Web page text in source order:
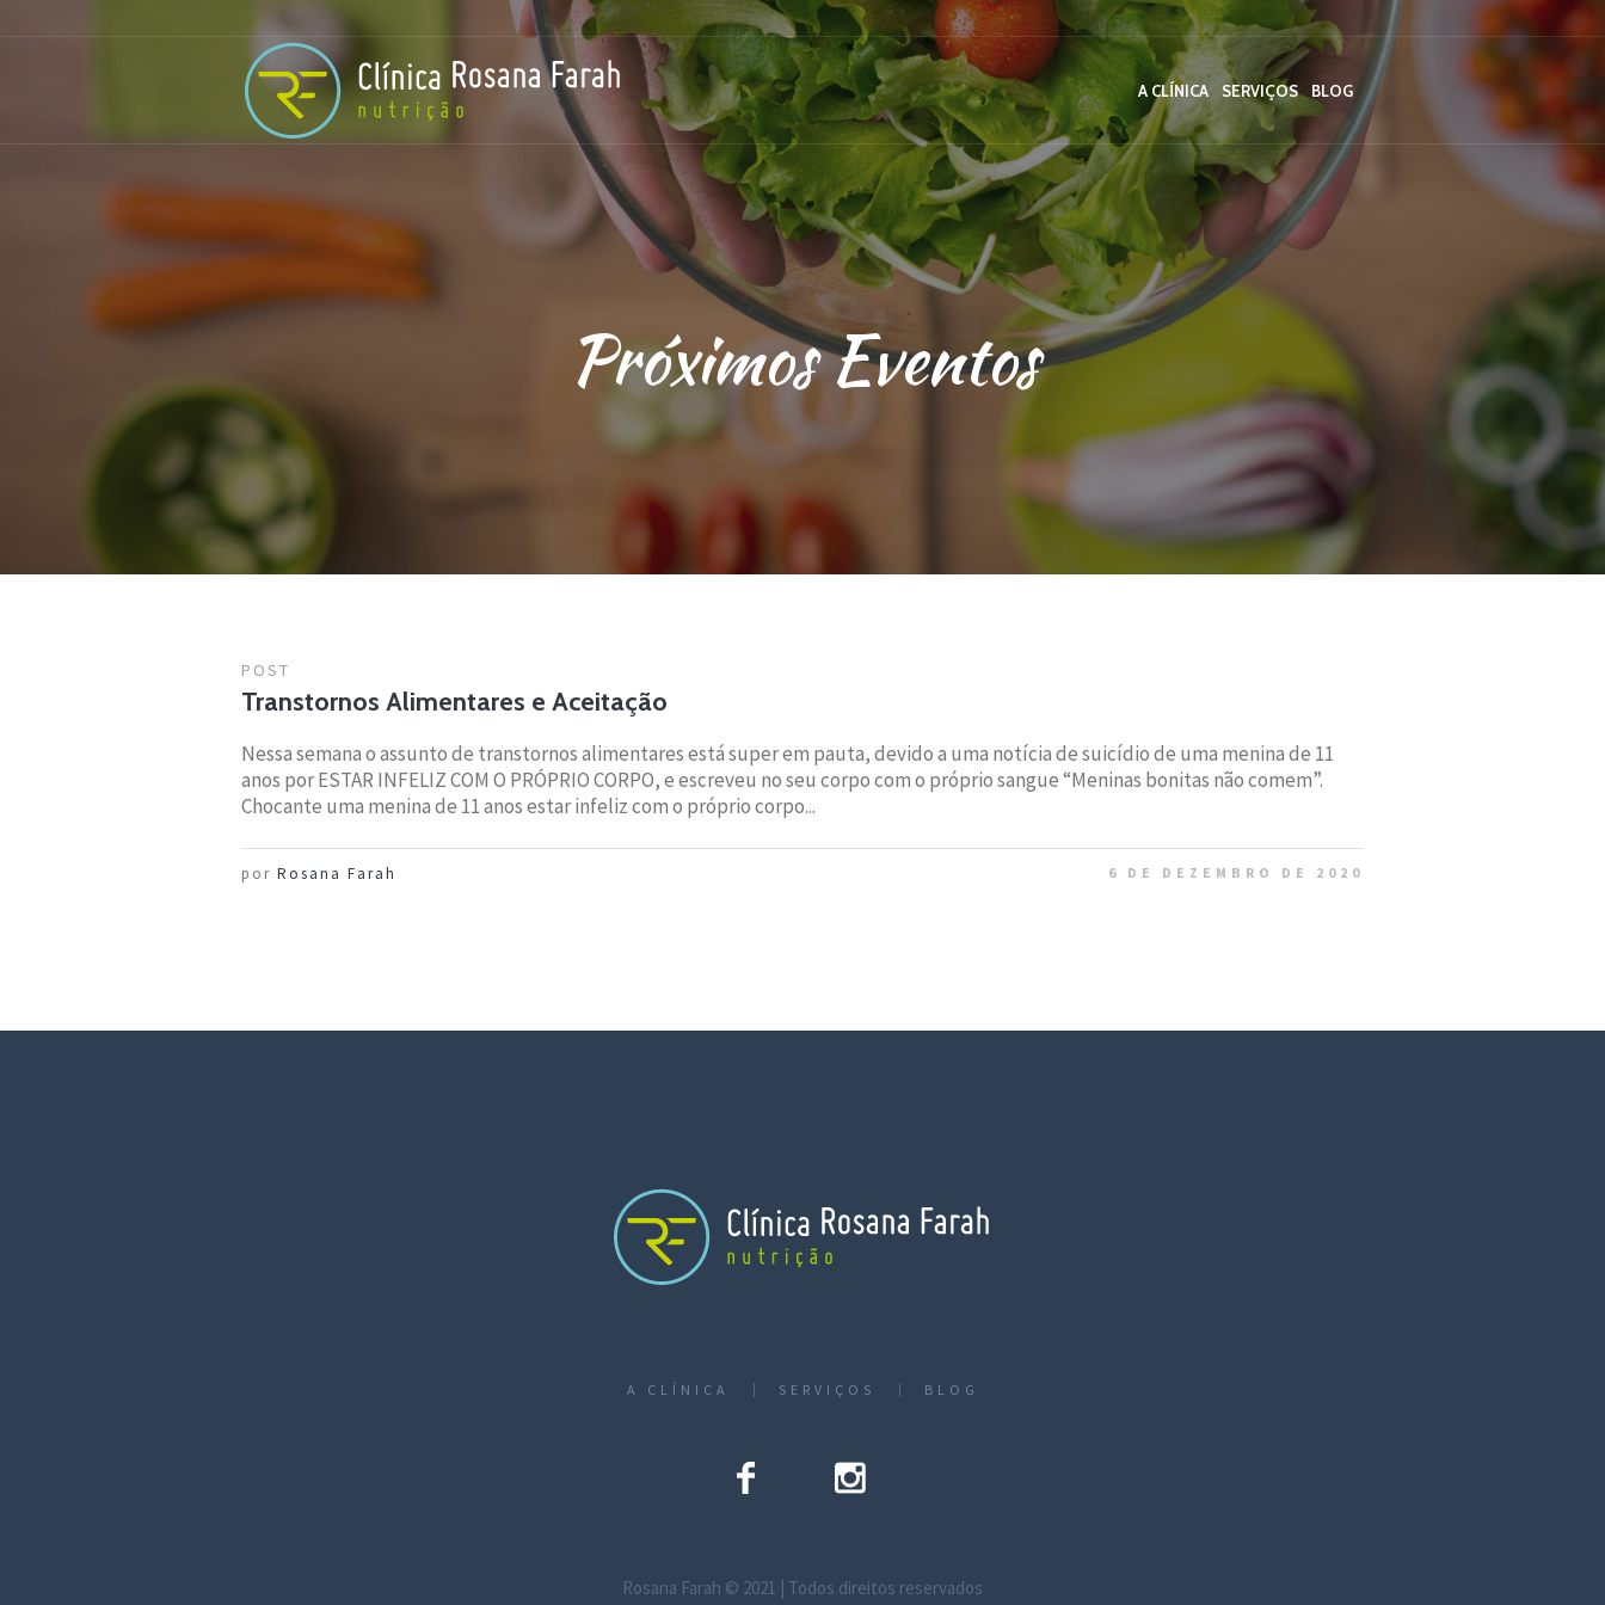
A CLÍNICA SERVIÇOS BLOG
Próximos Eventos
POST
Transtornos Alimentares e Aceitação
Nessa semana o assunto de transtornos alimentares está super em pauta, devido a uma notícia de suicídio de uma menina de 11
anos por ESTAR INFELIZ COM O PRÓPRIO CORPO, e escreveu no seu corpo com o próprio sangue “Meninas bonitas não comem”.
Chocante uma menina de 11 anos estar infeliz com o próprio corpo...
por Rosana Farah 6 DE DEZEMBRO DE 2020
A CLÍNICA SERVIÇOS BLOG
Rosana Farah © 2021 | Todos direitos reservados